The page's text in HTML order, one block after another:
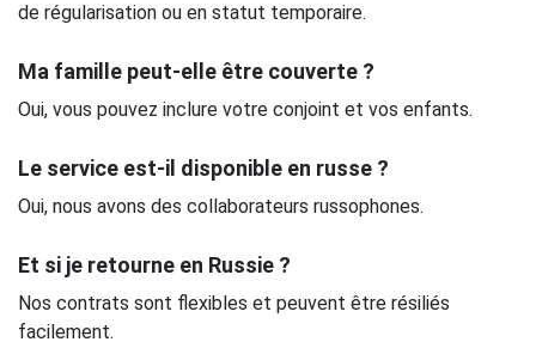
de régularisation ou en statut temporaire.
Ma famille peut-elle être couverte ?
Oui, vous pouvez inclure votre conjoint et vos enfants.
Le service est-il disponible en russe ?
Oui, nous avons des collaborateurs russophones.
Et si je retourne en Russie ?
Nos contrats sont flexibles et peuvent être résiliés
facilement.